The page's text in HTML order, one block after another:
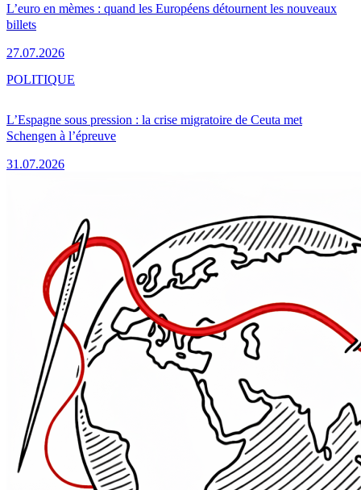
L’euro en mèmes : quand les Européens détournent les nouveaux
billets
27.07.2026
L’Espagne sous pression : la crise migratoire de Ceuta met
Schengen à l’épreuve
31.07.2026
POLITIQUE